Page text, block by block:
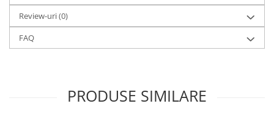
Review-uri(0)
FAQ
PRODUSE SIMILARE